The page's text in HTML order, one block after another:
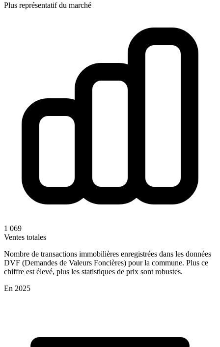
Plus représentatif du marché
1 069
Ventes totales
Nombre de transactions immobilières enregistrées dans les données
DVF (Demandes de Valeurs Foncières) pour la commune. Plus ce
chiffre est élevé, plus les statistiques de prix sont robustes.
En 2025